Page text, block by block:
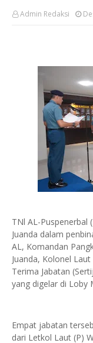
Admin Redaksi
TNl AL-Puspenerbal
Juanda dalam
AL, Komandan
Juanda, Kolonel
Terima Jabatan
yang digelar di Loby
Empat jabatan
dari Letkol Laut (P)